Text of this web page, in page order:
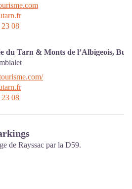
08
du Tarn & Monts de l’Albigeois,
08
de Rayssac par la D59.